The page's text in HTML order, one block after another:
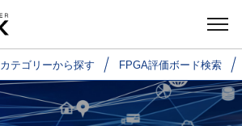
カテゴリーから探す FPGA評価ボード検索